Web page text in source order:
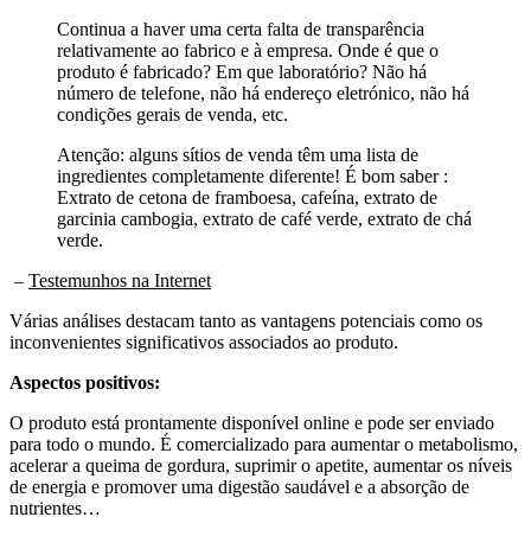
Continua a haver uma certa falta de transparência
relativamente ao fabrico e à empresa. Onde é que o
produto é fabricado? Em que laboratório? Não há
número de telefone, não há endereço eletrónico, não há
condições gerais de venda, etc.
Atenção: alguns sítios de venda têm uma lista de
ingredientes completamente diferente! É bom saber :
Extrato de cetona de framboesa, cafeína, extrato de
garcinia cambogia, extrato de café verde, extrato de chá
verde.
– Testemunhos na Internet
Várias análises destacam tanto as vantagens potenciais como os
inconvenientes significativos associados ao produto.
Aspectos positivos:
O produto está prontamente disponível online e pode ser enviado
para todo o mundo. É comercializado para aumentar o metabolismo,
acelerar a queima de gordura, suprimir o apetite, aumentar os níveis
de energia e promover uma digestão saudável e a absorção de
nutrientes…